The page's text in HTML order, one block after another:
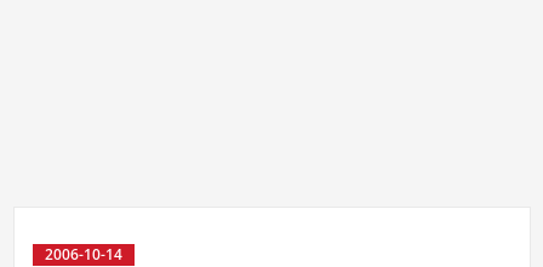
2006-10-14